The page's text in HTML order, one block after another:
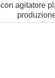
con agitatore
peperoncino